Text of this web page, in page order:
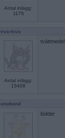
Antal inlägg:
1176
eva-leva
Antal inlägg:
15408
tvättmedel
onobond
lödder